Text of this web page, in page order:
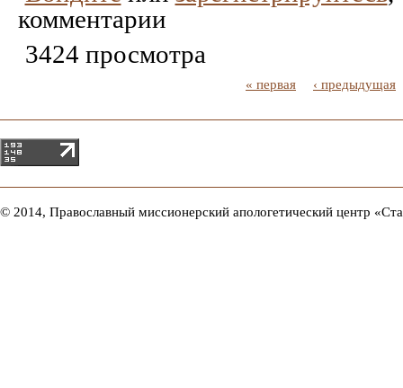
комментарии
3424 просмотра
« первая ‹ предыдущая
© 2014, Православный миссионерский апологетический центр